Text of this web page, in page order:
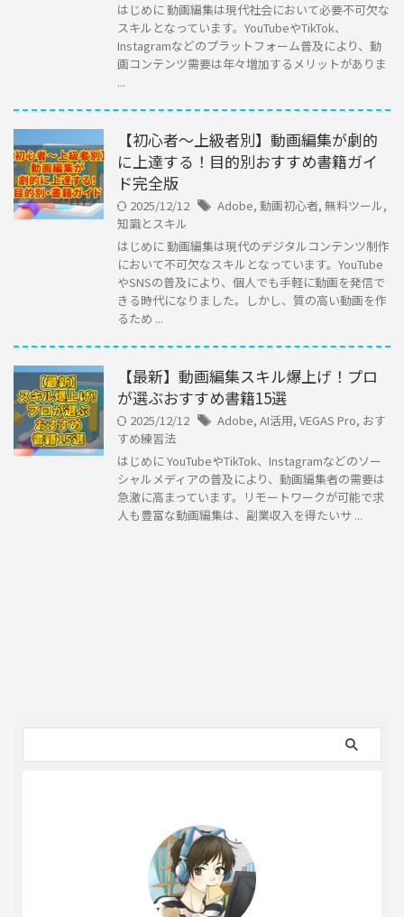
はじめに 動画編集は現代社会において必要不可欠な
スキルとなっています。YouTubeやTikTok、
Instagramなどのプラットフォーム普及により、動
画コンテンツ需要は年々増加するメリットがありま
...
【初心者～上級者別】動画編集が劇的
に上達する！目的別おすすめ書籍ガイ
ド完全版
2025/12/12 Adobe, 動画初心者, 無料ツール,
知識とスキル
はじめに 動画編集は現代のデジタルコンテンツ制作
において不可欠なスキルとなっています。YouTube
やSNSの普及により、個人でも手軽に動画を発信で
きる時代になりました。しかし、質の高い動画を作
るため ...
【最新】動画編集スキル爆上げ！プロ
が選ぶおすすめ書籍15選
2025/12/12 Adobe, AI活用, VEGAS Pro, おす
すめ練習法
はじめに YouTubeやTikTok、Instagramなどのソー
シャルメディアの普及により、動画編集者の需要は
急激に高まっています。リモートワークが可能で求
人も豊富な動画編集は、副業収入を得たいサ ...